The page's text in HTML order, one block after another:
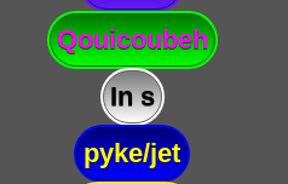
Qouicoubeh
In s
pyke/jet